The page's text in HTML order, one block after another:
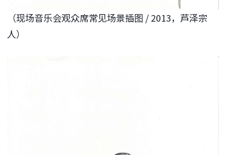
（现场音乐会观众席常见场景插图 / 2013，芦泽宗
人）